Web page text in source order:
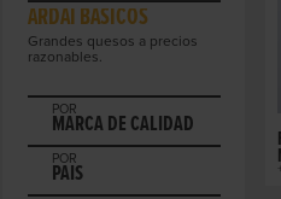
ARDAI BÁSICOS
Grandes quesos a precios
razonables.
POR
MARCA DE CALIDAD
POR
PAIS